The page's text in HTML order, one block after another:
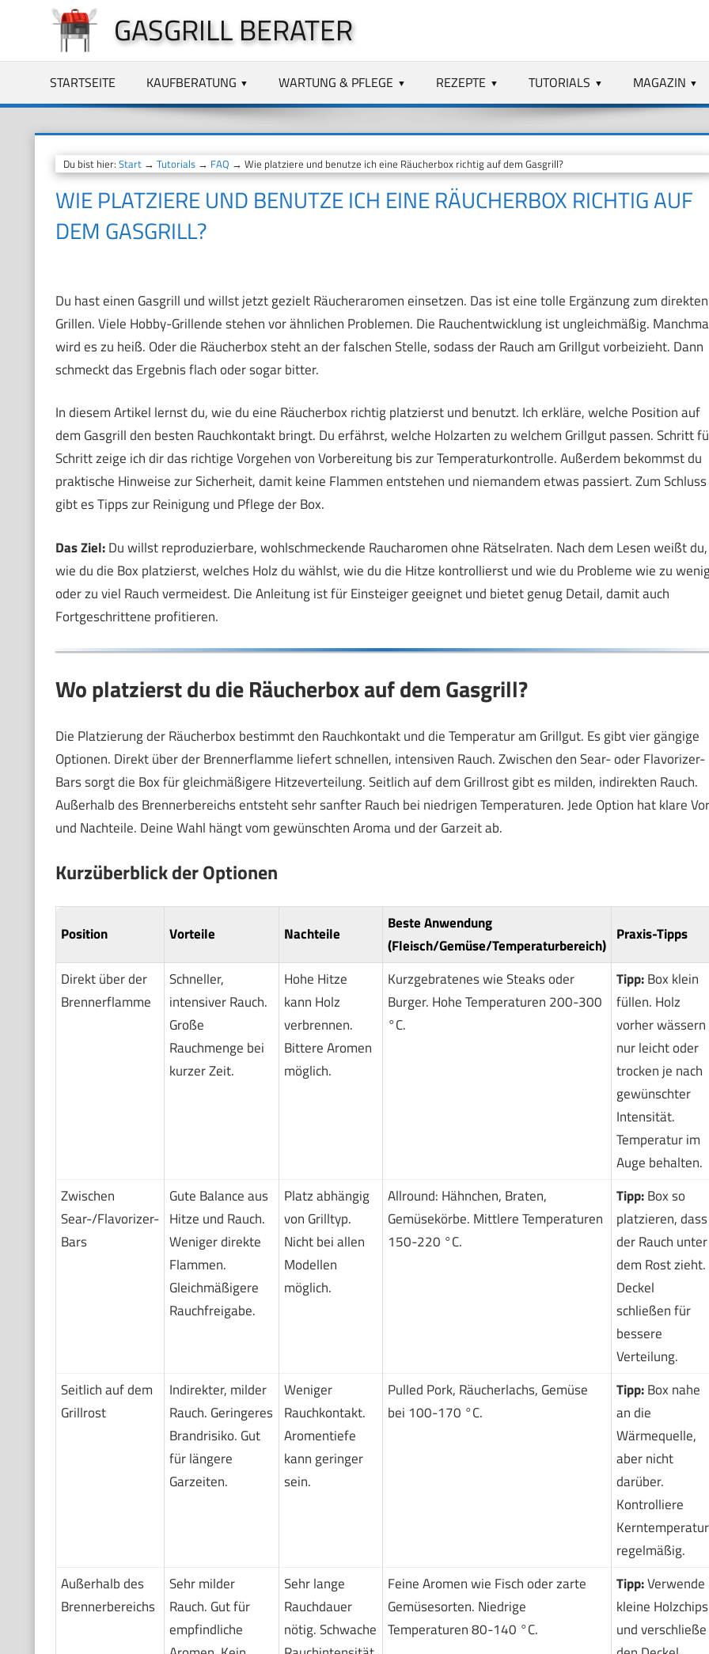
springen
GASGRILL BERATER
STARTSEITE KAUFBERATUNG WARTUNG & PFLEGE REZEPTE TUTORIALS MAGAZIN
Du bist hier: Start→ Tutorials→ FAQ → Wie platziere und benutze ich eine Räucherbox richtig auf dem Gasgrill?
WIE PLATZIERE UND BENUTZE ICH EINE RÄUCHERBOX RICHTIG AUF
DEM GASGRILL?
Du hast einen Gasgrill und willst jetzt gezielt Räucheraromen einsetzen. Das ist eine tolle Ergänzung zum direkten
Grillen. Viele Hobby-Grillende stehen vor ähnlichen Problemen. Die Rauchentwicklung ist ungleichmäßig.
wird es zu heiß. Oder die Räucherbox steht an der falschen Stelle, sodass der Rauch am Grillgut vorbeizieht. Dann
schmeckt das Ergebnis flach oder sogar bitter.
In diesem Artikel lernst du, wie du eine Räucherbox richtig platzierst und benutzt. Ich erkläre, welche Position auf
dem Gasgrill den besten Rauchkontakt bringt. Du erfährst, welche Holzarten zu welchem Grillgut passen. Schritt
Schritt zeige ich dir das richtige Vorgehen von Vorbereitung bis zur Temperaturkontrolle. Außerdem bekommst du
praktische Hinweise zur Sicherheit, damit keine Flammen entstehen und niemandem etwas passiert. Zum Schluss
gibt es Tipps zur Reinigung und Pflege der Box.
Das Ziel:Du willst reproduzierbare, wohlschmeckende Raucharomen ohne Rätselraten. Nach dem Lesen weißt du,
wie du die Box platzierst, welches Holz du wählst, wie du die Hitze kontrollierst und wie du Probleme wie zu
oder zu viel Rauch vermeidest. Die Anleitung ist für Einsteiger geeignet und bietet genug Detail, damit auch
Fortgeschrittene profitieren.
Wo platzierst du die Räucherbox auf dem Gasgrill?
Die Platzierung der Räucherbox bestimmt den Rauchkontakt und die Temperatur am Grillgut. Es gibt vier gängige
Optionen. Direkt über der Brennerflamme liefert schnellen, intensiven Rauch. Zwischen den Sear- oder Flavorizer-
Bars sorgt die Box für gleichmäßigere Hitzeverteilung. Seitlich auf dem Grillrost gibt es milden, indirekten Rauch.
Außerhalb des Brennerbereichs entsteht sehr sanfter Rauch bei niedrigen Temperaturen. Jede Option hat klare
und Nachteile. Deine Wahl hängt vom gewünschten Aroma und der Garzeit ab.
Kurzüberblick der Optionen
Position Vorteile Nachteile
Beste Anwendung
(Fleisch/Gemüse/Temperaturbereich)
Praxis-Tipps
Direkt über der
Brennerflamme
Schneller,
intensiver Rauch.
Große
Rauchmenge bei
kurzer Zeit.
Hohe Hitze
kann Holz
verbrennen.
Bittere Aromen
möglich.
Kurzgebratenes wie Steaks oder
Burger. Hohe Temperaturen 200-300
°C.
Tipp:Box klein
füllen. Holz
vorher wässern
nur leicht oder
trocken je nach
gewünschter
Intensität.
Temperatur im
Auge behalten.
Zwischen
Sear-/Flavorizer-
Bars
Gute Balance aus
Hitze und Rauch.
Weniger direkte
Flammen.
Gleichmäßigere
Rauchfreigabe.
Platz abhängig
von Grilltyp.
Nicht bei allen
Modellen
möglich.
Allround: Hähnchen, Braten,
Gemüsekörbe. Mittlere Temperaturen
150-220 °C.
Tipp:Box so
platzieren, dass
der Rauch unter
dem Rost zieht.
Deckel
schließen für
bessere
Verteilung.
Seitlich auf dem
Grillrost
Indirekter, milder
Rauch. Geringeres
Brandrisiko. Gut
für längere
Garzeiten.
Weniger
Rauchkontakt.
Aromentiefe
kann geringer
sein.
Pulled Pork, Räucherlachs, Gemüse
bei 100-170 °C.
Tipp:Box nahe
an die
Wärmequelle,
aber nicht
darüber.
Kontrolliere
Kerntemperatur
regelmäßig.
Außerhalb des
Brennerbereichs
Sehr milder
Rauch. Gut für
empfindliche
Sehr lange
Rauchdauer
nötig. Schwache
Feine Aromen wie Fisch oder zarte
Gemüsesorten. Niedrige
Temperaturen 80-140 °C.
Tipp:Verwende
kleine Holzchips
und verschließe